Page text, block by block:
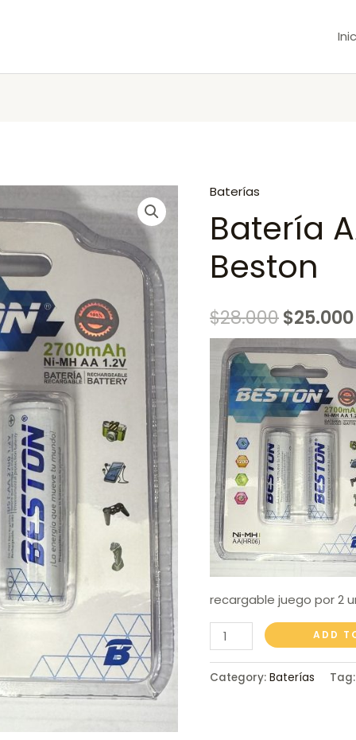
Baterías
Batería
Beston
$28.000$25.000
recargable juego por 2
Batería
AA
2700mAh
Beston
quantity
ADD
Category: Baterías Tag: